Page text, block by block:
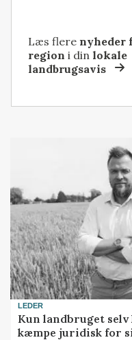
Læs flere nyheder
region i dinlokale
landbrugsavis
LEDER
Kun landbruget selv
kæmpe juridisk for